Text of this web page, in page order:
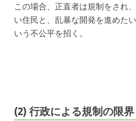
この場合、正直者は規制をされ
い住民と、乱暴な開発を進めた
いう不公平を招く。
(2) 行政による規制の限